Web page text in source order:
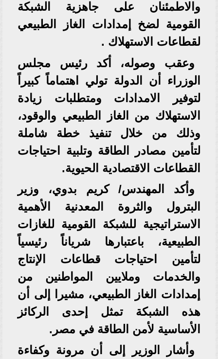
والاطمئنان على جاهزية الشبكة
القومية لضخ إمدادات الغاز الطبيعي
لقطاعات الاستهلاك .
وعقب وصوله، أكد رئيس مجلس
الوزراء أن الدولة تولي اهتماماً كبيراً
لتوفير الامدادات ومتطلبات زيادة
الاستهلاك من الغاز الطبيعي والوقود،
وذلك من خلال تنفيذ خطة شاملة
لتأمين مصادر الطاقة وتلبية احتياجات
القطاعات الاقتصادية الحيوية.
وأكد المهندس/ كريم بدوي، وزير
البترول والثروة المعدنية الأهمية
الاستراتيجية للشبكة القومية للغازات
الطبيعية، باعتبارها شرياناً رئيسياً
لتأمين احتياجات قطاعات الإنتاج
والخدمات وملايين المواطنين من
إمدادات الغاز الطبيعي، مشيرا إلى أن
هذه الشبكة تمثل إحدى الركائز
الأساسية لأمن الطاقة في مصر.
وأشار الوزير إلى أن مرونة وكفاءة